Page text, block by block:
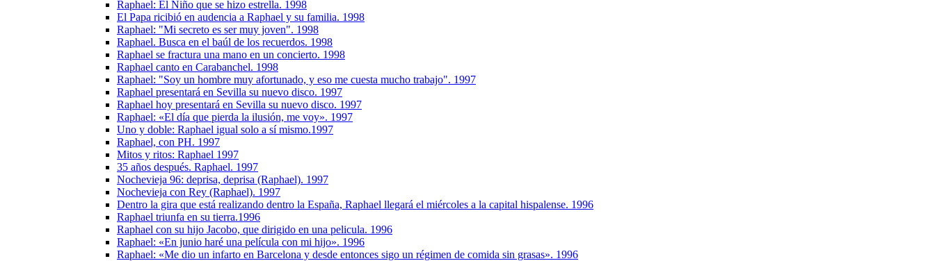
Raphael: El Niño que se hizo estrella. 1998
El Papa ricibió en audencia a Raphael y su familia. 1998
Raphael: "Mi secreto es ser muy joven". 1998
Raphael. Busca en el baúl de los recuerdos. 1998
Raphael se fractura una mano en un concierto. 1998
Raphael canto en Carabanchel. 1998
Raphael: "Soy un hombre muy afortunado, y eso me cuesta mucho trabajo". 1997
Raphael presentará en Sevilla su nuevo disco. 1997
Raphael hoy presentará en Sevilla su nuevo disco. 1997
Raphael: «El día que pierda la ilusión, me voy». 1997
Uno y doble: Raphael igual solo a sí mismo.1997
Raphael, con PH. 1997
Mitos y ritos: Raphael 1997
35 años después. Raphael. 1997
Nochevieja 96: deprisa, deprisa (Raphael). 1997
Nochevieja con Rey (Raphael). 1997
Dentro la gira que está realizando dentro la España, Raphael llegará el miércoles a la capital hispalense. 1996
Raphael triunfa en su tierra.1996
Raphael con su hijo Jacobo, que dirigido en una pelicula. 1996
Raphael: «En junio haré una película con mi hijo». 1996
Raphael: «Me dio un infarto en Barcelona y desde entonces sigo un régimen de comida sin grasas». 1996